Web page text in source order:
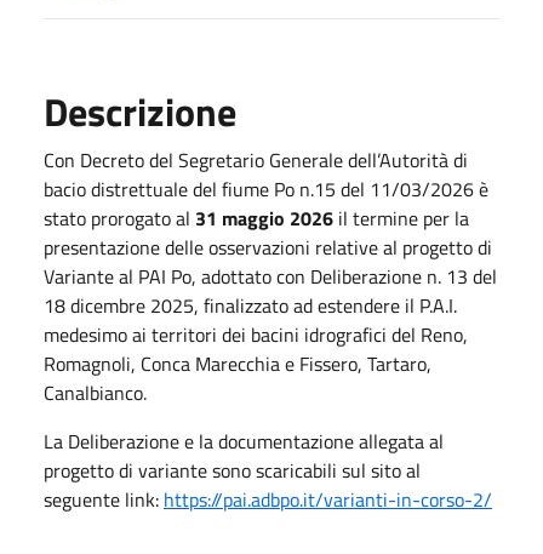
Descrizione
Con Decreto del Segretario Generale dell’Autorità di
bacio distrettuale del fiume Po n.15 del 11/03/2026 è
stato prorogato al 31 maggio 2026 il termine per la
presentazione delle osservazioni relative al progetto di
Variante al PAI Po, adottato con Deliberazione n. 13 del
18 dicembre 2025, finalizzato ad estendere il P.A.I.
medesimo ai territori dei bacini idrografici del Reno,
Romagnoli, Conca Marecchia e Fissero, Tartaro,
Canalbianco.
La Deliberazione e la documentazione allegata al
progetto di variante sono scaricabili sul sito al
seguente link: https://pai.adbpo.it/varianti-in-corso-2/